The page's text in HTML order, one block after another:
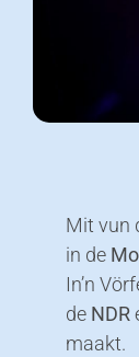
Mit vun
in de
In’n
de NDR
maakt.